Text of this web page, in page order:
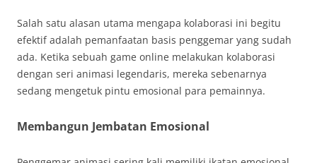
Salah satu alasan utama mengapa kolaborasi ini begitu
efektif adalah pemanfaatan basis penggemar yang sudah
ada. Ketika sebuah game online melakukan kolaborasi
dengan seri animasi legendaris, mereka sebenarnya
sedang mengetuk pintu emosional para pemainnya.
Membangun Jembatan Emosional